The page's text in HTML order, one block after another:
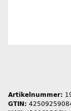
Artikelnummer:
GTIN: